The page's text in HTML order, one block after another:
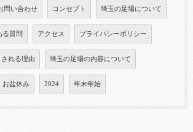
問い合わせ コンセプト 埼玉の足場について
る質問 アクセス プライバシーポリシー
れる理由 埼玉の足場の内容について
お盆休み 2024 年末年始